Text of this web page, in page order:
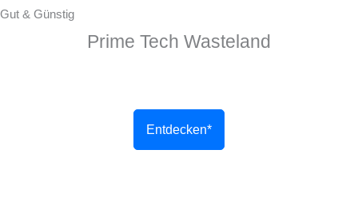
Gut & Günstig
Prime Tech Wasteland
Entdecken*